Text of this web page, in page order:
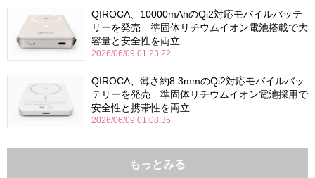
QIROCA、10000mAhのQi2対応モバイルバッテ
リーを発売 準固体リチウムイオン電池搭載で大
容量と安全性を両立
2026/06/09 01:23:22
QIROCA、薄さ約8.3mmのQi2対応モバイルバッ
テリーを発売 準固体リチウムイオン電池採用で
安全性と携帯性を両立
2026/06/09 01:08:35
もっとみる